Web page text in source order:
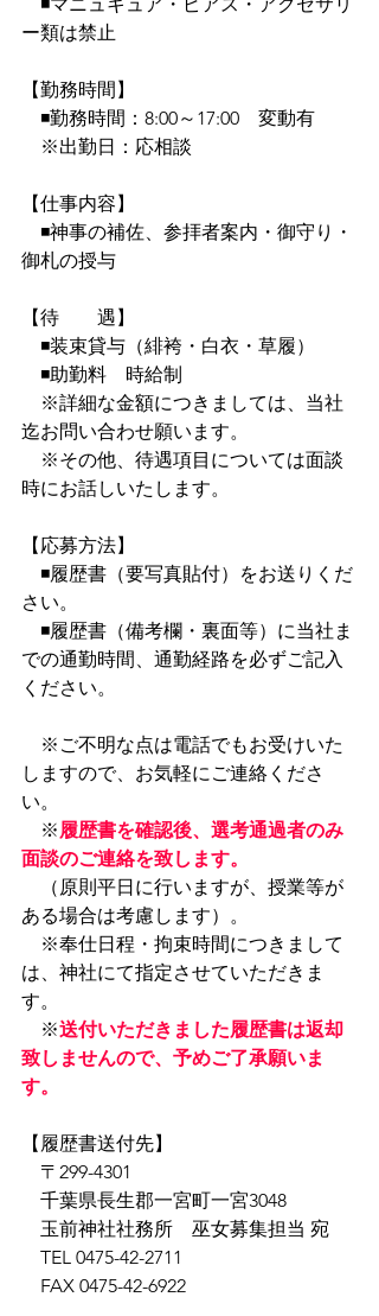
ー類は禁止
【勤務時間】
◾勤務時間：8:00～17:00　変動有
※出勤日：応相談
【仕事内容】
◾神事の補佐、参拝者案内・御守り・
御札の授与
【待　　遇】
◾装束貸与（緋袴・白衣・草履）
◾助勤料 時給制
※詳細な金額につきましては、当社
迄お問い合わせ願います。
※その他、待遇項目については面談
時にお話しいたします。
【応募方法】
◾履歴書（要写真貼付）をお送りくだ
さい。
◾履歴書（備考欄・裏面等）に当社ま
での通勤時間、通勤経路を必ずご記入
ください。
※ご不明な点は電話でもお受けいた
しますので、お気軽にご連絡くださ
い。
※履歴書を確認後、選考通過者のみ
面談のご連絡を致します。
（原則平日に行いますが、授業等が
ある場合は考慮します）。
※奉仕日程・拘束時間につきまして
は、神社にて指定させていただきま
す。
※送付いただきました履歴書は返却
致しませんので、予めご了承願いま
す。
【履歴書送付先】
〒299-4301
千葉県長生郡一宮町一宮3048
玉前神社社務所　巫女募集担当 宛
TEL 0475-42-2711
FAX 0475-42-6922